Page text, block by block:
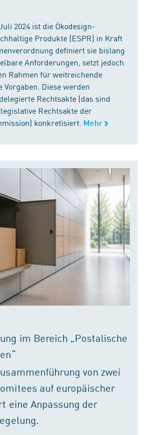
2024 ist die Ökodesign-
Produkte (ESPR) in Kraft
definiert sie bislang
Anforderungen, setzt jedoch
Rahmen für weitreichende
Diese werden
Rechtsakte (das sind
Rechtsakte der
konkretisiert. Mehr
im Bereich „Postalische
von zwei
auf europäischer
eine Anpassung der